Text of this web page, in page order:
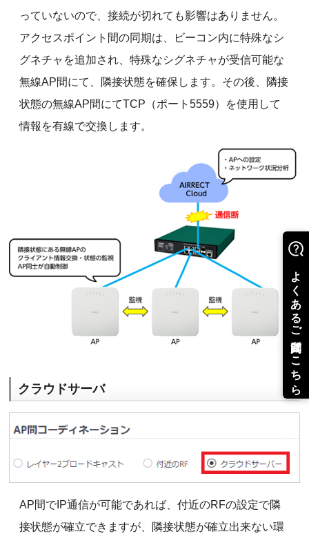
っていないので、接続が切れても影響はありません。
アクセスポイント間の同期は、ビーコン内に特殊なシ
グネチャを追加され、特殊なシグネチャが受信可能な
無線AP間にて、隣接状態を確保します。その後、隣接
状態の無線AP間にてTCP（ポート5559）を使用して
情報を有線で交換します。
クラウドサーバ
AP間でIP通信が可能であれば、付近のRFの設定で隣
接状態が確立できますが、隣接状態が確立出来ない環